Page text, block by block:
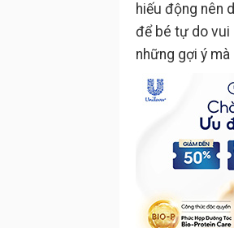
hiếu động nên
để bé tự do vui
những gợi ý